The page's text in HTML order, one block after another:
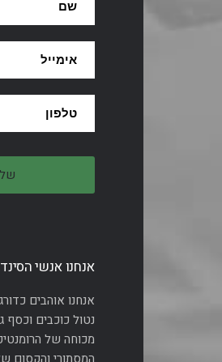
אנחנו אנשי
אנחנו אוהבים
נטול כוכבים וכסף
מכוחה של